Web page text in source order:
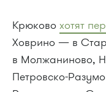
Крюково хотят
Ховрино — в
в Молжаниново,
Петровско-